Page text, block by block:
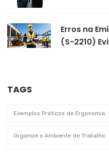
Erros na
(S-2210)
TAGS
Exemplos Práticos de Ergonomia
Organize o Ambiente de Trabalho